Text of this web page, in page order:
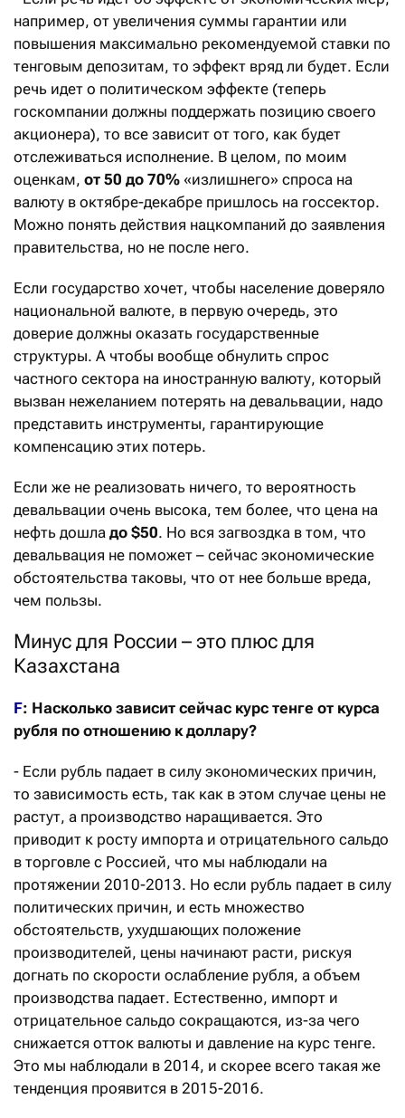
например, от увеличения суммы гарантии или
повышения максимально рекомендуемой ставки по
тенговым депозитам, то эффект вряд ли будет. Если
речь идет о политическом эффекте (теперь
госкомпании должны поддержать позицию своего
акционера), то все зависит от того, как будет
отслеживаться исполнение. В целом, по моим
оценкам, от 50 до 70% «излишнего» спроса на
валюту в октябре-декабре пришлось на госсектор.
Можно понять действия нацкомпаний до заявления
правительства, но не после него.
Если государство хочет, чтобы население доверяло
национальной валюте, в первую очередь, это
доверие должны оказать государственные
структуры. А чтобы вообще обнулить спрос
частного сектора на иностранную валюту, который
вызван нежеланием потерять на девальвации, надо
представить инструменты, гарантирующие
компенсацию этих потерь.
Если же не реализовать ничего, то вероятность
девальвации очень высока, тем более, что цена на
нефть дошла до $50. Но вся загвоздка в том, что
девальвация не поможет – сейчас экономические
обстоятельства таковы, что от нее больше вреда,
чем пользы.
Минус для России – это плюс для
Казахстана
F: Насколько зависит сейчас курс тенге от курса
рубля по отношению к доллару?
- Если рубль падает в силу экономических причин,
то зависимость есть, так как в этом случае цены не
растут, а производство наращивается. Это
приводит к росту импорта и отрицательного сальдо
в торговле с Россией, что мы наблюдали на
протяжении 2010-2013. Но если рубль падает в силу
политических причин, и есть множество
обстоятельств, ухудшающих положение
производителей, цены начинают расти, рискуя
догнать по скорости ослабление рубля, а объем
производства падает. Естественно, импорт и
отрицательное сальдо сокращаются, из-за чего
снижается отток валюты и давление на курс тенге.
Это мы наблюдали в 2014, и скорее всего такая же
тенденция проявится в 2015-2016.